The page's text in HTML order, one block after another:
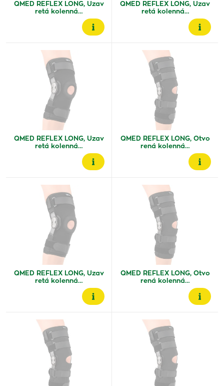
QMED REFLEX LONG, Uzav
retá kolenná…
QMED REFLEX LONG, Uzav
retá kolenná…
QMED REFLEX LONG, Uzav
retá kolenná…
QMED REFLEX LONG, Otvo
rená kolenná…
QMED REFLEX LONG, Uzav
retá kolenná…
QMED REFLEX LONG, Otvo
rená kolenná…